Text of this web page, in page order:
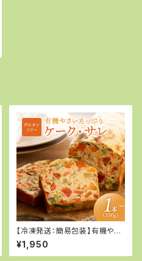
【冷凍発送：簡易包装】有機やさ
いたっぷり 京都ケーク・サレ
550g
¥1,950